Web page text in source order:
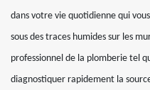
dans votre vie quotidienne qui
sous des traces humides sur les
professionnel de la plomberie tel
diagnostiquer rapidement la